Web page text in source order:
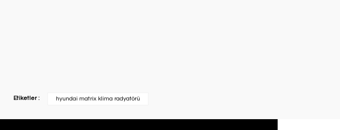
Etiketler : hyundai matrix klima radyatörü